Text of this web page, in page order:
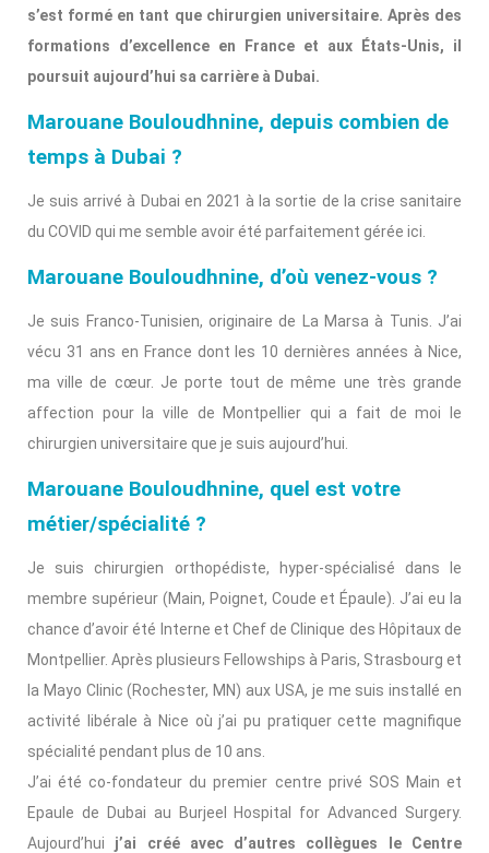
s’est formé en tant que chirurgien universitaire. Après des
formations d’excellence en France et aux États-Unis, il
poursuit aujourd’hui sa carrière à Dubai.
Marouane Bouloudhnine, depuis combien de
temps à Dubai ?
Je suis arrivé à Dubai en 2021 à la sortie de la crise sanitaire
du COVID qui me semble avoir été parfaitement gérée ici.
Marouane Bouloudhnine, d’où venez-vous ?
Je suis Franco-Tunisien, originaire de La Marsa à Tunis. J’ai
vécu 31 ans en France dont les 10 dernières années à Nice,
ma ville de cœur. Je porte tout de même une très grande
affection pour la ville de Montpellier qui a fait de moi le
chirurgien universitaire que je suis aujourd’hui.
Marouane Bouloudhnine, quel est votre
métier/spécialité ?
Je suis chirurgien orthopédiste, hyper-spécialisé dans le
membre supérieur (Main, Poignet, Coude et Épaule). J’ai eu la
chance d’avoir été Interne et Chef de Clinique des Hôpitaux de
Montpellier. Après plusieurs Fellowships à Paris, Strasbourg et
la Mayo Clinic (Rochester, MN) aux USA, je me suis installé en
activité libérale à Nice où j’ai pu pratiquer cette magnifique
spécialité pendant plus de 10 ans.
J’ai été co-fondateur du premier centre privé SOS Main et
Epaule de Dubai au Burjeel Hospital for Advanced Surgery.
Aujourd’hui j’ai créé avec d’autres collègues le Centre